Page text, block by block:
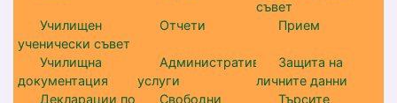
съвет
Училищен
ученически съвет
Отчети Прием
Училищна
документация
Административни
услуги
Защита на
личните данни
Декларации по
Свободни
Търсите